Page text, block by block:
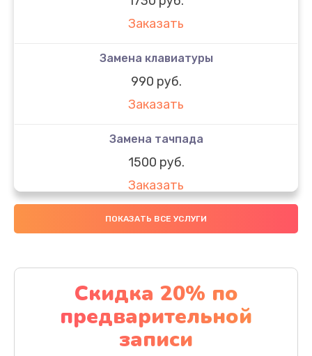
Заказать
Замена клавиатуры
990 руб.
Заказать
Замена тачпада
1500 руб.
Заказать
Замена южного моста
Заказать
Чистка от пыли
1060 руб.
Заказать
ПОКАЗАТЬ ВСЕ УСЛУГИ
Скидка 20% по
предварительной
записи